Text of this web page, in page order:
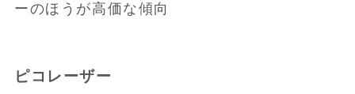
ーのほうが高価な傾向
ピコレーザー